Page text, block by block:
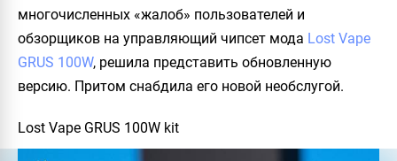
многочисленных «жалоб» пользователей и
обзорщиков на управляющий чипсет мода Lost Vape
GRUS 100W, решила представить обновленную
версию. Притом снабдила его новой необслугой.
Lost Vape GRUS 100W kit